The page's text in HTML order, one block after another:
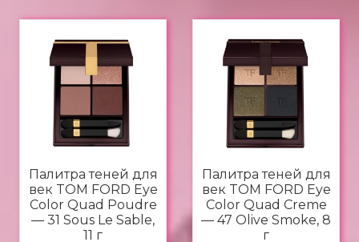
Палитра теней для
век TOM FORD Eye
Color Quad Poudre
— 31 Sous Le Sable,
11 г
Палитра теней для
век TOM FORD Eye
Color Quad Creme
— 47 Olive Smoke, 8
г